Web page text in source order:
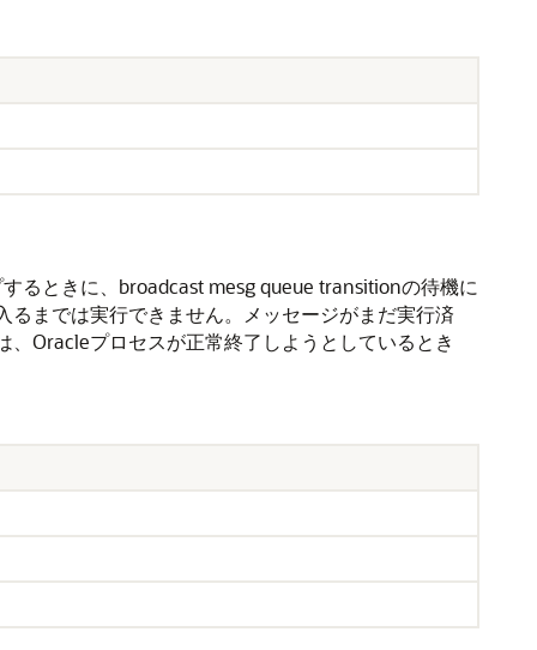
るときに、broadcast mesg queue transitionの待機に
までは実行できません。メッセージがまだ実行済
Oracleプロセスが正常終了しようとしているとき